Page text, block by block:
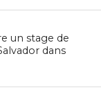
un stage de
dans